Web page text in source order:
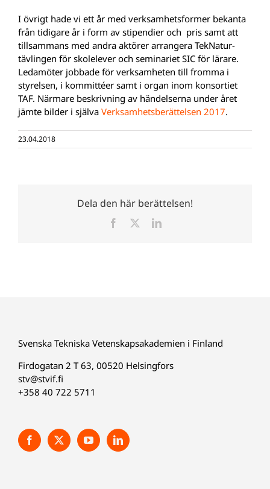
I övrigt hade vi ett år med verksamhetsformer bekanta
från tidigare år i form av stipendier och pris samt att
tillsammans med andra aktörer arrangera TekNatur-
tävlingen för skolelever och seminariet SIC för lärare.
Ledamöter jobbade för verksamheten till fromma i
styrelsen, i kommittéer samt i organ inom konsortiet
TAF. Närmare beskrivning av händelserna under året
jämte bilder i själva Verksamhetsberättelsen 2017.
23.04.2018
Dela den här berättelsen!
Facebook LinkedIn
Svenska Tekniska Vetenskapsakademien i Finland
Firdogatan 2 T 63, 00520 Helsingfors
stv@stvif.fi
+358 40 722 5711